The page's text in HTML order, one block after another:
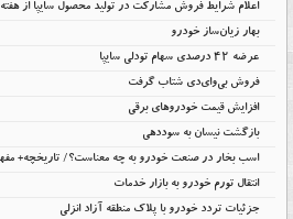
اعلام شرایط فروش مشارکت در تولید محصول سایپا از هفته
بهار زیان‌ساز خودرو
عرضه ۴۲ درصدی سهام تودلی سایپا
فروش بی‌وای‌دی شتاب گرفت
افزایش قیمت خودروهای برقی
بازگشت نیسان به سوددهی
اسب بخار در صنعت خودرو به چه معناست؟/ تاریخچه+
انتقال تورم خودرو به بازار خدمات
جزئیات تردد خودرو با پلاک منطقه آزاد انزلی